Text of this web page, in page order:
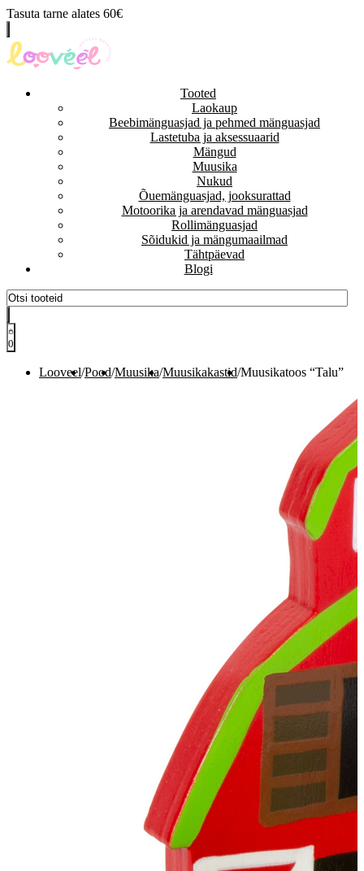
Tasuta tarne alates 60€
Tooted
Laokaup
Beebimänguasjad ja pehmed mänguasjad
Lastetuba ja aksessuaarid
Mängud
Muusika
Nukud
Õuemänguasjad, jooksurattad
Motoorika ja arendavad mänguasjad
Rollimänguasjad
Sõidukid ja mängumaailmad
Tähtpäevad
Blogi
0
Looveel/Pood/Muusika/Muusikakastid/Muusikatoos “Talu”